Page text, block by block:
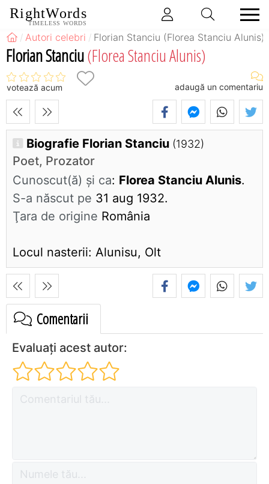
RightWords
TIMELESS WORDS
Autori celebri Florian Stanciu (Florea Stanciu Alunis)
Florian Stanciu(Florea Stanciu Alunis)
votează acum adaugă un comentariu
Biografie Florian Stanciu (1932)
Poet, Prozator
Cunoscut(ă) și ca: Florea Stanciu Alunis.
S-a născut pe 31 aug 1932.
Ţara de origine România
Locul nasterii: Alunisu, Olt
Comentarii
Evaluați acest autor: